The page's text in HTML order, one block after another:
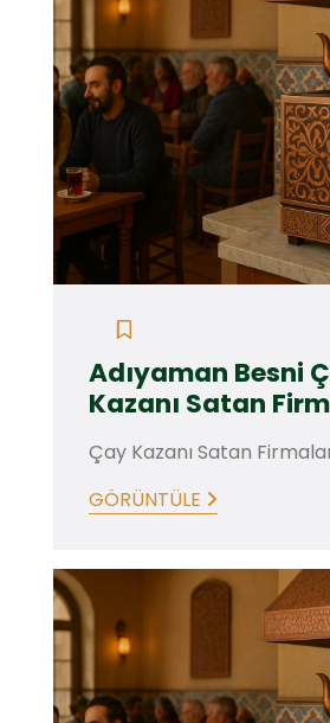
Adıyaman Besni
Kazanı Satan
Çay Kazanı Satan
GÖRÜNTÜLE